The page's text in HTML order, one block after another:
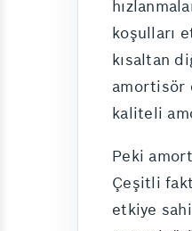
koşulları
kısaltan
amortisör
kaliteli
Peki
Çeşitli
etkiye